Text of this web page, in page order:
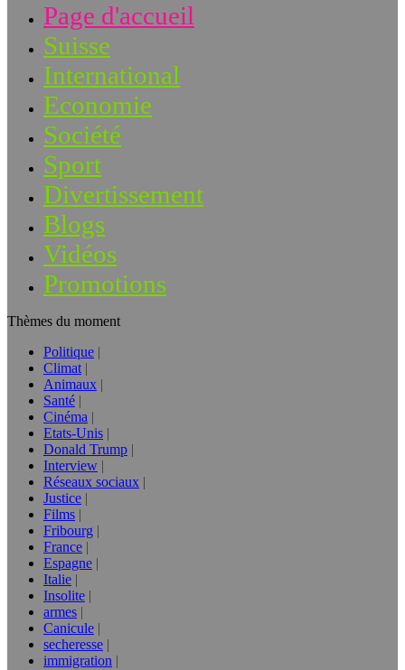
Page d'accueil
Suisse
International
Economie
Société
Sport
Divertissement
Blogs
Vidéos
Promotions
Thèmes du moment
Politique
Climat
Animaux
Santé
Cinéma
Etats-Unis
Donald Trump
Interview
Réseaux sociaux
Justice
Films
Fribourg
France
Espagne
Italie
Insolite
armes
Canicule
secheresse
immigration